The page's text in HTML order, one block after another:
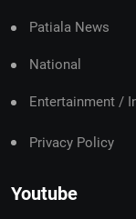
Patiala News
National
Entertainment /
Privacy Policy
Youtube